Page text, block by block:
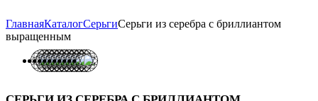
ГлавнаяКаталогСерьгиСерьги из серебра с бриллиантом
выращенным